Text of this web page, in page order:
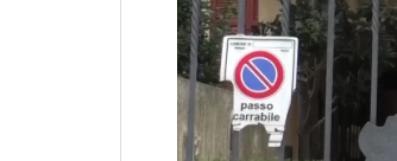
Vai